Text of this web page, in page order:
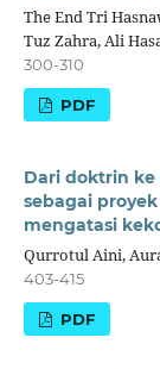
The End Tri
Tuz Zahra, Ali
300-310
PDF
Dari doktrin ke
sebagai
mengatasi
Qurrotul Aini,
403-415
PDF